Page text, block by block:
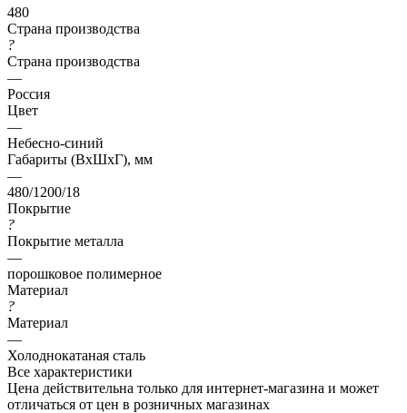
480
Страна производства
?
Страна производства
—
Россия
Цвет
—
Небесно-синий
Габариты (ВхШхГ), мм
—
480/1200/18
Покрытие
?
Покрытие металла
—
порошковое полимерное
Материал
?
Материал
—
Холоднокатаная сталь
Все характеристики
Цена действительна только для интернет-магазина и может
отличаться от цен в розничных магазинах